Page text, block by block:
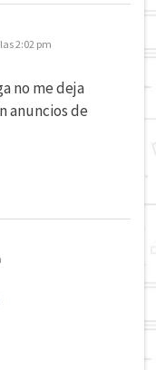
2:02 pm
no me deja
anuncios de